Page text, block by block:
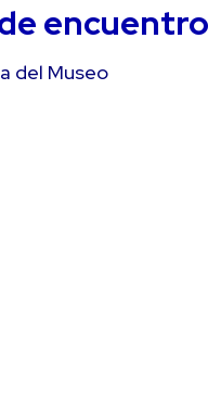
encuentro
del Museo